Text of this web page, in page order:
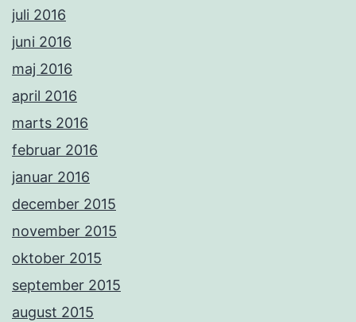
juli 2016
juni 2016
maj 2016
april 2016
marts 2016
februar 2016
januar 2016
december 2015
november 2015
oktober 2015
september 2015
august 2015